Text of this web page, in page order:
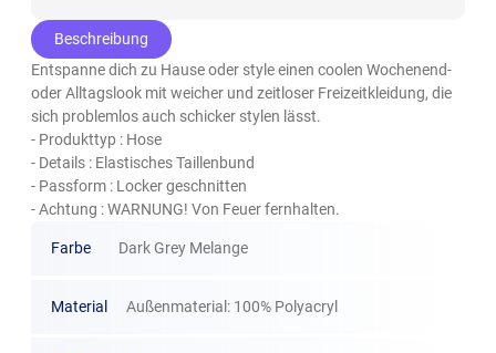
Beschreibung
Entspanne dich zu Hause oder style einen coolen Wochenend-
oder Alltagslook mit weicher und zeitloser Freizeitkleidung, die
sich problemlos auch schicker stylen lässt.
- Produkttyp : Hose
- Details : Elastisches Taillenbund
- Passform : Locker geschnitten
- Achtung : WARNUNG! Von Feuer fernhalten.
Farbe Dark Grey Melange
Material Außenmaterial: 100% Polyacryl